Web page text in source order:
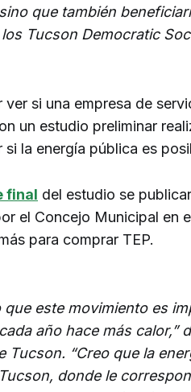
que también
Tucson Democratic
ver si una empresa de
un estudio preliminar
si la energía pública es
final del estudio se
el Concejo Municipal en
para comprar TEP.
que este movimiento es
año hace más calor,”
Tucson. “Creo que la
donde le